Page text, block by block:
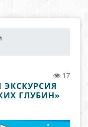
17
ЭКСКУРСИЯ
ГЛУБИН»